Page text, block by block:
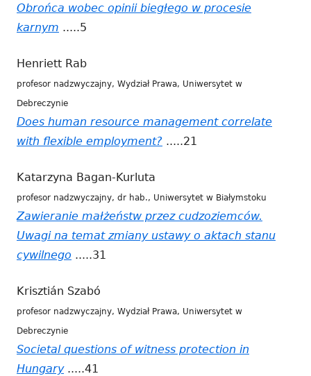
Obrońca wobec opinii biegłego w procesie
karnym Strona
się
w
nowym
oknie
.....5
Henriett Rab
profesor nadzwyczajny, Wydział Prawa, Uniwersytet w
Debreczynie
Does human resource management correlate
with flexible employment? Strona
w
nowym
oknie
.....21
Katarzyna Bagan-Kurluta
profesor nadzwyczajny, dr hab., Uniwersytet w Białymstoku
Zawieranie małżeństw przez cudzoziemców.
Uwagi na temat zmiany ustawy o aktach stanu
cywilnego Strona
się
w
oknie
.....31
Krisztián Szabó
profesor nadzwyczajny, Wydział Prawa, Uniwersytet w
Debreczynie
Societal questions of witness protection in
HungaryStrona
.....41